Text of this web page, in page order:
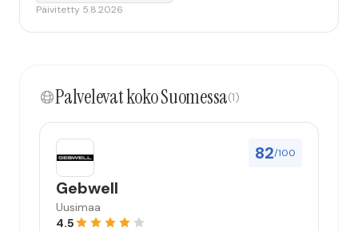
Päivitetty 5.8.2026
Palvelevat koko Suomessa(1)
82/100
Gebwell
Uusimaa
4.5